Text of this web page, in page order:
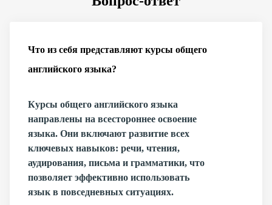
Что из себя представляют курсы общего
английского языка?
Курсы общего английского языка
направлены на всестороннее освоение
языка. Они включают развитие всех
ключевых навыков: речи, чтения,
аудирования, письма и грамматики, что
позволяет эффективно использовать
язык в повседневных ситуациях.